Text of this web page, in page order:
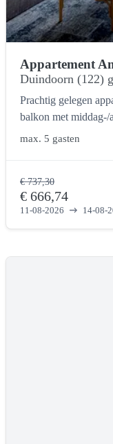
Appartement
Duindoorn (122)
Prachtig gelegen
balkon met middag-/
max. 5 gasten
€ 737,30
€ 666,74
11-08-2026 14-08-